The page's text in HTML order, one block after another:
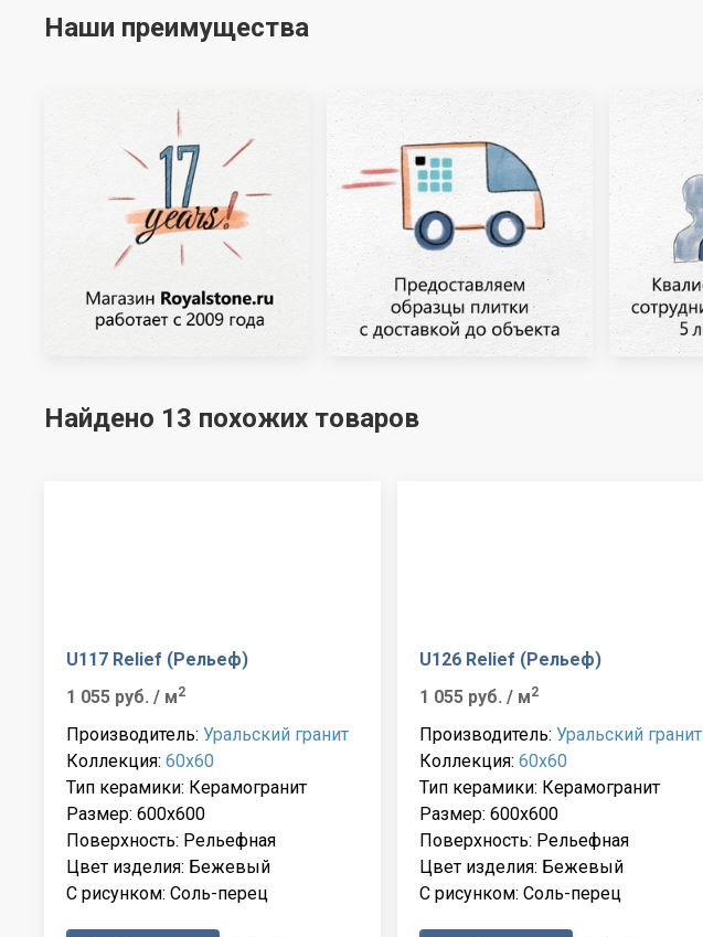
Наши преимущества
Найдено 13 похожих товаров
U117 Relief (Рельеф)
1 055 руб. / м2
Производитель: Уральский гранит
Коллекция: 60x60
Тип керамики: Керамогранит
Размер: 600x600
Поверхность: Рельефная
Цвет изделия: Бежевый
С рисунком: Соль-перец
U126 Relief (Рельеф)
1 055 руб. / м2
Производитель: Уральский гранит
Коллекция: 60x60
Тип керамики: Керамогранит
Размер: 600x600
Поверхность: Рельефная
Цвет изделия: Бежевый
С рисунком: Соль-перец